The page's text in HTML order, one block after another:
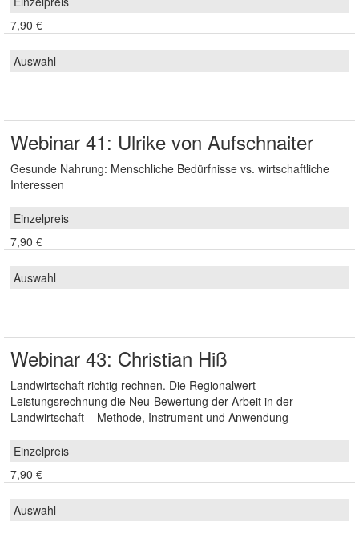
7,90 €
Webinar 41: Ulrike von Aufschnaiter
Gesunde Nahrung: Menschliche Bedürfnisse vs. wirtschaftliche
Interessen
7,90 €
Webinar 43: Christian Hiß
Landwirtschaft richtig rechnen. Die Regionalwert-
Leistungsrechnung die Neu-Bewertung der Arbeit in der
Landwirtschaft – Methode, Instrument und Anwendung
7,90 €